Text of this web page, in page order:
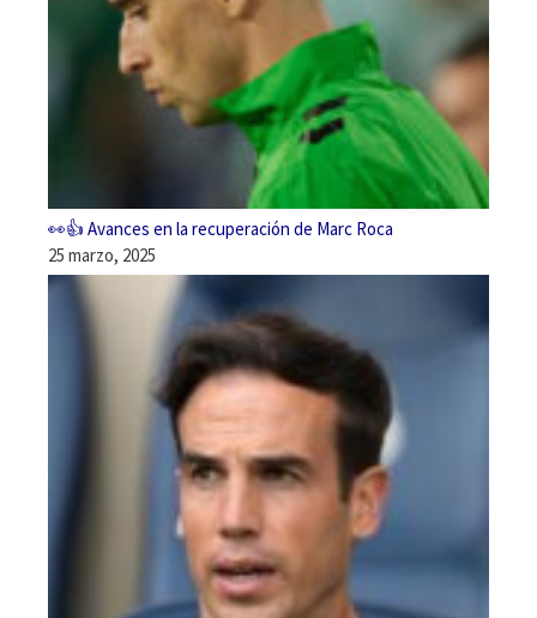
👀👍 Avances en la recuperación de Marc Roca
25 marzo, 2025